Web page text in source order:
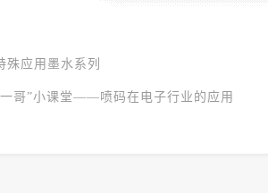
殊应用墨水系列
哥”小课堂——喷码在电子行业的应用